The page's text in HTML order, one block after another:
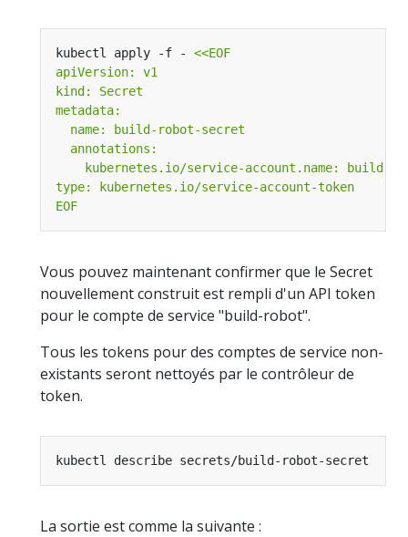
kubectl apply -f -
EOF
Vous pouvez maintenant confirmer que le Secret
nouvellement construit est rempli d'un API token
pour le compte de service "build-robot".
Tous les tokens pour des comptes de service non-
existants seront nettoyés par le contrôleur de
token.
La sortie est comme la suivante :